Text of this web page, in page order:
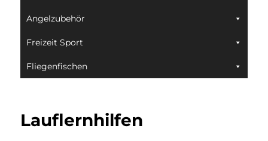
Angelzubehör
Freizeit Sport
Fliegenfischen
Lauflernhilfen